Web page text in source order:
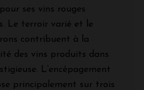
ses vins rouges
Le terroir varié et le
contribuent à la
des vins produits dans
L’encépagement
principalement sur trois